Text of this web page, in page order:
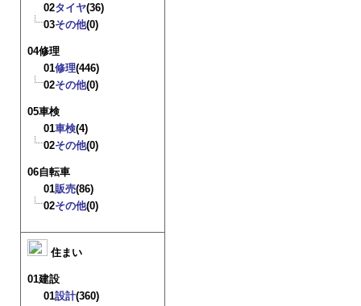
02タイヤ(36)
03その他(0)
04修理
01修理(446)
02その他(0)
05車検
01車検(4)
02その他(0)
06自転車
01販売(86)
02その他(0)
住まい
01建設
01設計(360)